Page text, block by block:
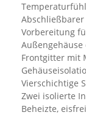
Vorbereitung
Frontgitter mit
Vierschichtige
Zwei isolierte
Beheizte,